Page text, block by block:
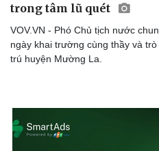
trong tâm lũ quét
VOV.VN - Phó Chủ tịch nước
ngày khai trường cùng thầy và
trú huyện Mường La.